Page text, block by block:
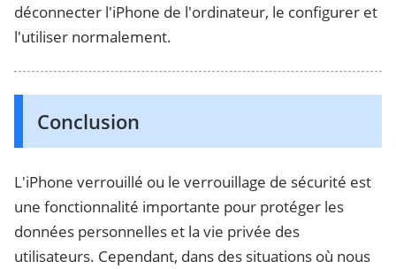
déconnecter l'iPhone de l'ordinateur, le configurer et
l'utiliser normalement.
Conclusion
L'iPhone verrouillé ou le verrouillage de sécurité est
une fonctionnalité importante pour protéger les
données personnelles et la vie privée des
utilisateurs. Cependant, dans des situations où nous